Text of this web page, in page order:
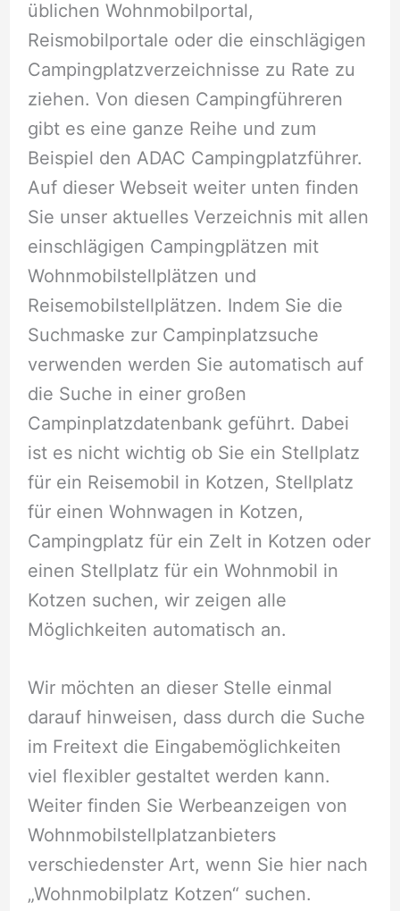
üblichen Wohnmobilportal,
Reismobilportale oder die einschlägigen
Campingplatzverzeichnisse zu Rate zu
ziehen. Von diesen Campingführeren
gibt es eine ganze Reihe und zum
Beispiel den ADAC Campingplatzführer.
Auf dieser Webseit weiter unten finden
Sie unser aktuelles Verzeichnis mit allen
einschlägigen Campingplätzen mit
Wohnmobilstellplätzen und
Reisemobilstellplätzen. Indem Sie die
Suchmaske zur Campinplatzsuche
verwenden werden Sie automatisch auf
die Suche in einer großen
Campinplatzdatenbank geführt. Dabei
ist es nicht wichtig ob Sie ein Stellplatz
für ein Reisemobil in Kotzen, Stellplatz
für einen Wohnwagen in Kotzen,
Campingplatz für ein Zelt in Kotzen oder
einen Stellplatz für ein Wohnmobil in
Kotzen suchen, wir zeigen alle
Möglichkeiten automatisch an.
Wir möchten an dieser Stelle einmal
darauf hinweisen, dass durch die Suche
im Freitext die Eingabemöglichkeiten
viel flexibler gestaltet werden kann.
Weiter finden Sie Werbeanzeigen von
Wohnmobilstellplatzanbieters
verschiedenster Art, wenn Sie hier nach
„Wohnmobilplatz Kotzen“ suchen.